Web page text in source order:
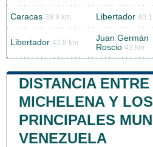
Caracas 39.9 km Libertador 40.1
Libertador 42.8 km
Juan Germán
Roscio 43 km
DISTANCIA
MICHELENA Y LOS
PRINCIPALES
VENEZUELA